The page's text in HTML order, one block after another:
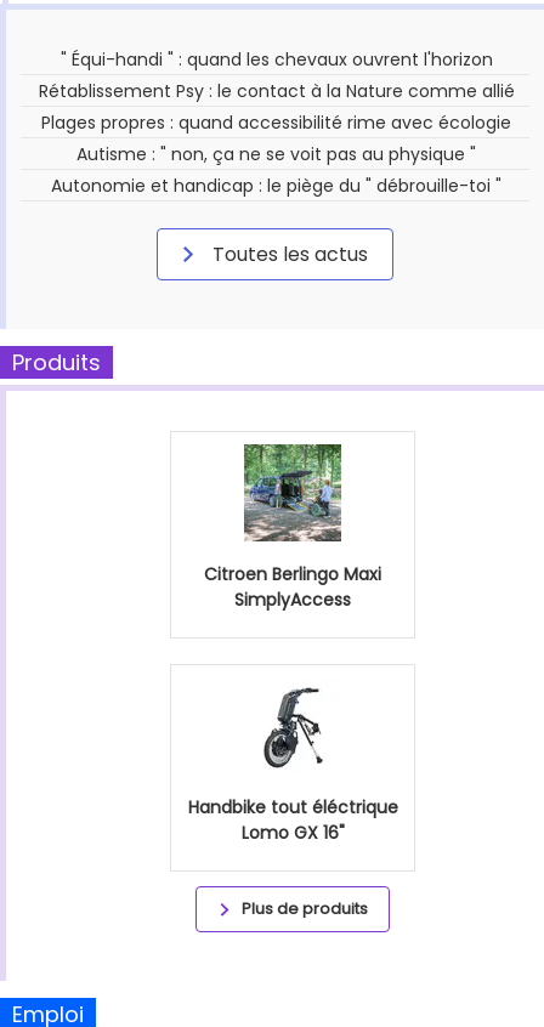
" Équi-handi " : quand les chevaux ouvrent l'horizon
Rétablissement Psy : le contact à la Nature comme allié
Plages propres : quand accessibilité rime avec écologie
Autisme : " non, ça ne se voit pas au physique "
Autonomie et handicap : le piège du " débrouille-toi "
Toutes les actus
Produits
Citroen Berlingo Maxi
SimplyAccess
Handbike tout éléctrique
Lomo GX 16"
Plus de produits
Emploi